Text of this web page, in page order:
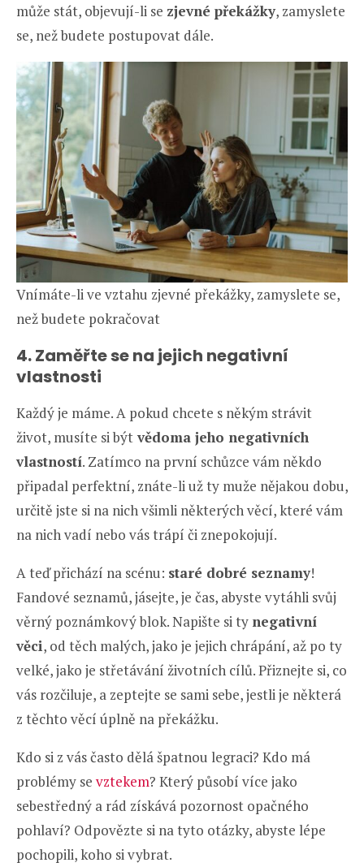
může stát, objevují-li se zjevné překážky, zamyslete
se, než budete postupovat dále.
Vnímáte-li ve vztahu zjevné překážky, zamyslete se,
než budete pokračovat
4. Zaměřte se na jejich negativní
vlastnosti
Každý je máme. A pokud chcete s někým strávit
život, musíte si být vědoma jeho negativních
vlastností. Zatímco na první schůzce vám někdo
připadal perfektní, znáte-li už ty muže nějakou dobu,
určitě jste si na nich všimli některých věcí, které vám
na nich vadí nebo vás trápí či znepokojují.
A teď přichází na scénu: staré dobré seznamy!
Fandové seznamů, jásejte, je čas, abyste vytáhli svůj
věrný poznámkový blok. Napište si ty negativní
věci, od těch malých, jako je jejich chrápání, až po ty
velké, jako je střetávání životních cílů. Přiznejte si, co
vás rozčiluje, a zeptejte se sami sebe, jestli je některá
z těchto věcí úplně na překážku.
Kdo si z vás často dělá špatnou legraci? Kdo má
problémy se vztekem? Který působí více jako
sebestředný a rád získává pozornost opačného
pohlaví? Odpovězte si na tyto otázky, abyste lépe
pochopili, koho si vybrat.